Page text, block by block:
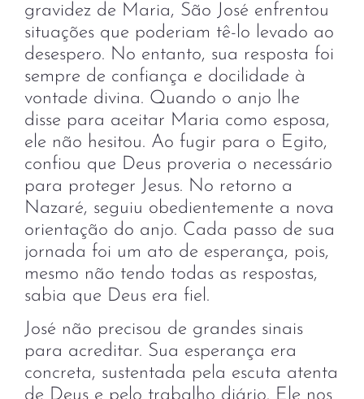
gravidez de Maria, São José enfrentou
situações que poderiam tê-lo levado ao
desespero. No entanto, sua resposta foi
sempre de confiança e docilidade à
vontade divina. Quando o anjo lhe
disse para aceitar Maria como esposa,
ele não hesitou. Ao fugir para o Egito,
confiou que Deus proveria o necessário
para proteger Jesus. No retorno a
Nazaré, seguiu obedientemente a nova
orientação do anjo. Cada passo de sua
jornada foi um ato de esperança, pois,
mesmo não tendo todas as respostas,
sabia que Deus era fiel.
José não precisou de grandes sinais
para acreditar. Sua esperança era
concreta, sustentada pela escuta atenta